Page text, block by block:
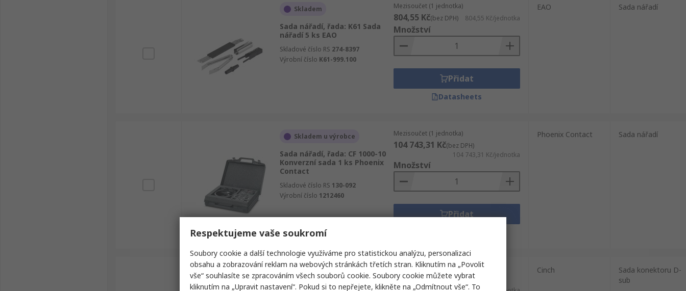
Skladem
Sada nářadí, řada: K61 Sada
nářadí 5 ks EAO
Skladové číslo RS 274-8397
Výrobní číslo K61-999.100
Mezisoučet (1 jednotka)
804,55 Kč(bez DPH) 804,55 Kč/jednotka
Množství
Přidat
Datasheets
EAO Sada nářadí
Skladem u výrobce
Sada nářadí, řada: CF 1000-10
Konverzní sada 1 ks Phoenix
Contact
Skladové číslo RS 130-092
Výrobní číslo 1212460
Mezisoučet (1 jednotka)
104 743,31 Kč(bez DPH)
104 743,31 Kč/jednotka
Množství
Přidat
Phoenix Contact Sada nářadí
Dočasně vyprodáno Mezisoučet (1 jednotka)
16 548,61 Kč(bez DPH)
Cinch
Sada konektoru D-
sub
Respektujeme vaše soukromí
Soubory cookie a další technologie využíváme pro statistickou analýzu, personalizaci
obsahu a zobrazování reklam na webových stránkách třetích stran. Kliknutím na „Povolit
vše“ souhlasíte se zpracováním všech souborů cookie. Soubory cookie můžete vybrat
kliknutím na „Upravit nastavení“. Pokud si to nepřejete, klikněte na „Odmítnout vše“. To